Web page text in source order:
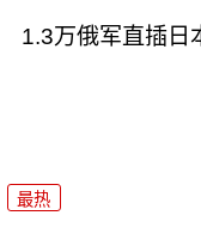
1.3万俄军直插日
最热